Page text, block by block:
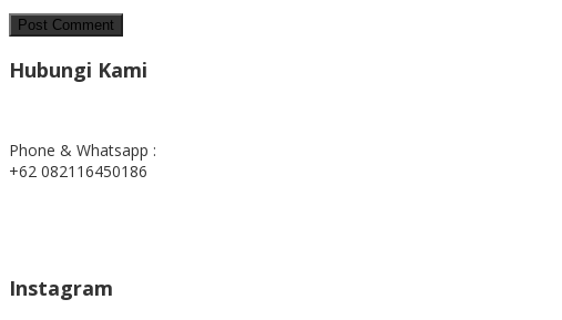
Hubungi Kami
Phone & Whatsapp :
+62 082116450186
Instagram